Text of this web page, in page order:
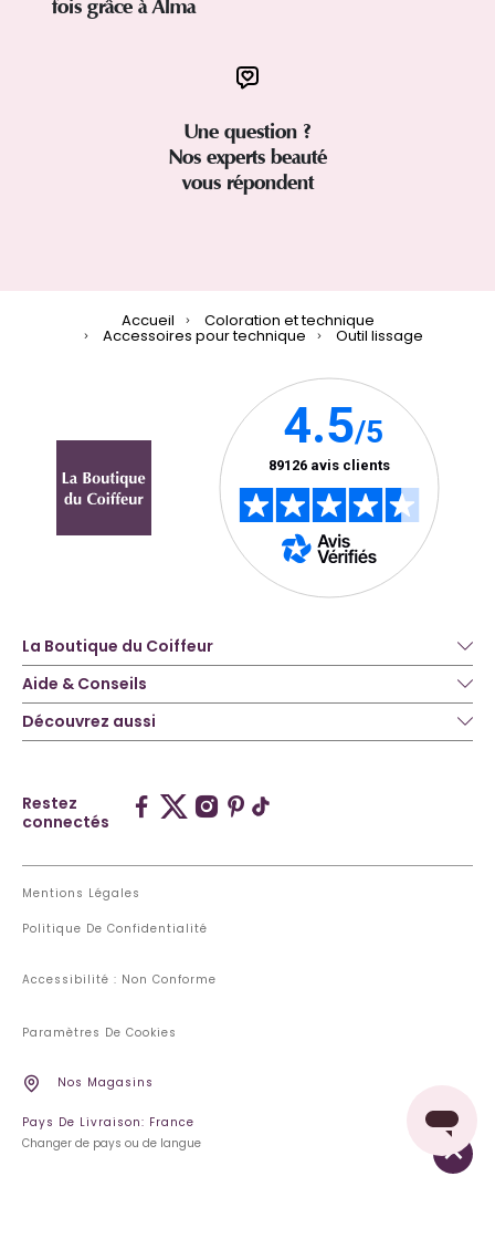
fois grâce à Alma
Une question ?
Nos experts beauté
vous répondent
Accueil Coloration et technique
Accessoires pour technique Outil lissage
La Boutique du Coiffeur
Aide & Conseils
Découvrez aussi
Restez
connectés
Mentions Légales
Politique De Confidentialité
Accessibilité : Non Conforme
Paramètres De Cookies
Nos Magasins
Pays De Livraison: France
Changer de pays ou de langue